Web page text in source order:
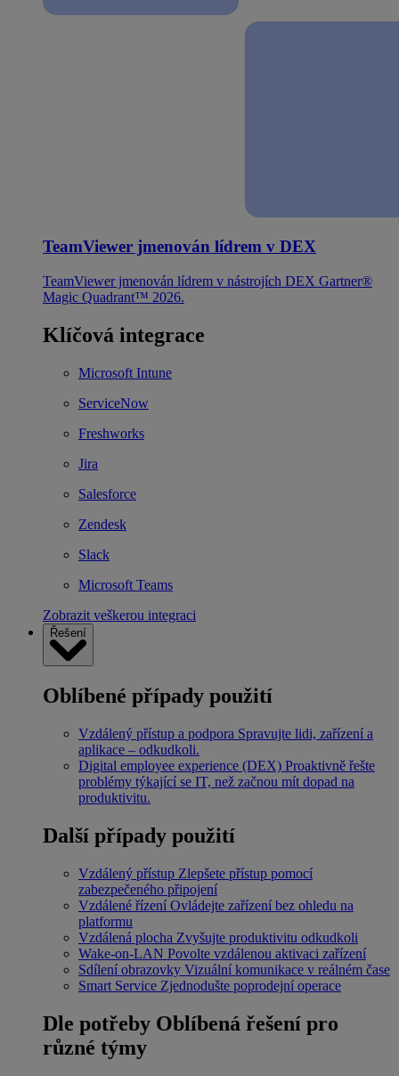
TeamViewer jmenován lídrem v DEX
TeamViewer jmenován lídrem v nástrojích DEX Gartner®
Magic Quadrant™ 2026.
Klíčová integrace
Microsoft Intune
ServiceNow
Freshworks
Jira
Salesforce
Zendesk
Slack
Microsoft Teams
Zobrazit veškerou integraci
Řešení
Oblíbené případy použití
Vzdálený přístup a podpora Spravujte lidi, zařízení a
aplikace – odkudkoli.
Digital employee experience (DEX) Proaktivně řešte
problémy týkající se IT, než začnou mít dopad na
produktivitu.
Další případy použití
Vzdálený přístup Zlepšete přístup pomocí
zabezpečeného připojení
Vzdálené řízení Ovládejte zařízení bez ohledu na
platformu
Vzdálená plocha Zvyšujte produktivitu odkudkoli
Wake-on-LAN Povolte vzdálenou aktivaci zařízení
Sdílení obrazovky Vizuální komunikace v reálném čase
Smart Service Zjednodušte poprodejní operace
Dle potřeby Oblíbená řešení pro
různé týmy